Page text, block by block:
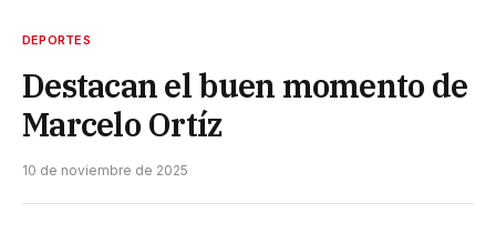
DEPORTES
Destacan el buen momento de
Marcelo Ortíz
10 de noviembre de 2025